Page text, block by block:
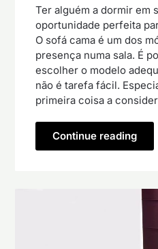
Ter alguém a dormir em
oportunidade perfeita
O sofá cama é um dos
presença numa sala. É
escolher o modelo
não é tarefa fácil.
primeira coisa a
Continue reading